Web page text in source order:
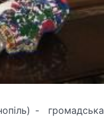
- громадська